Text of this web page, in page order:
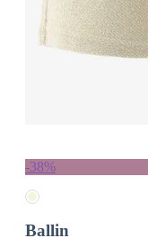
-38%
Ballin